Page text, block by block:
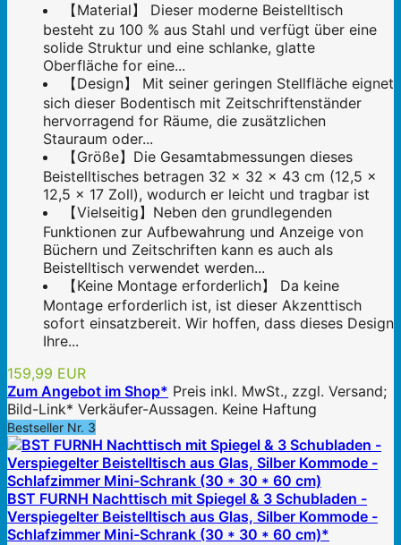
【Material】 Dieser moderne Beistelltisch
besteht zu 100 % aus Stahl und verfügt über eine
solide Struktur und eine schlanke, glatte
Oberfläche for eine...
【Design】 Mit seiner geringen Stellfläche eignet
sich dieser Bodentisch mit Zeitschriftenständer
hervorragend for Räume, die zusätzlichen
Stauraum oder...
【Größe】Die Gesamtabmessungen dieses
Beistelltisches betragen 32 x 32 x 43 cm (12,5 x
12,5 x 17 Zoll), wodurch er leicht und tragbar ist
【Vielseitig】Neben den grundlegenden
Funktionen zur Aufbewahrung und Anzeige von
Büchern und Zeitschriften kann es auch als
Beistelltisch verwendet werden...
【Keine Montage erforderlich】 Da keine
Montage erforderlich ist, ist dieser Akzenttisch
sofort einsatzbereit. Wir hoffen, dass dieses Design
Ihre...
159,99 EUR
Zum Angebot im Shop* Preis inkl. MwSt., zzgl. Versand;
Bild-Link* Verkäufer-Aussagen. Keine Haftung
Bestseller Nr. 3
BST FURNH Nachttisch mit Spiegel & 3 Schubladen -
Verspiegelter Beistelltisch aus Glas, Silber Kommode -
Schlafzimmer Mini-Schrank (30 * 30 * 60 cm)*